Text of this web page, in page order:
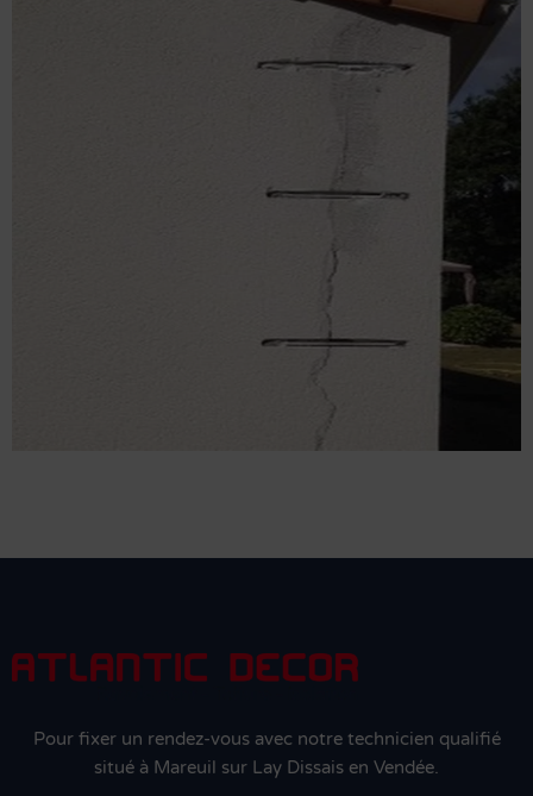
Pour fixer un rendez-vous avec notre technicien qualifié
situé à Mareuil sur Lay Dissais en Vendée.